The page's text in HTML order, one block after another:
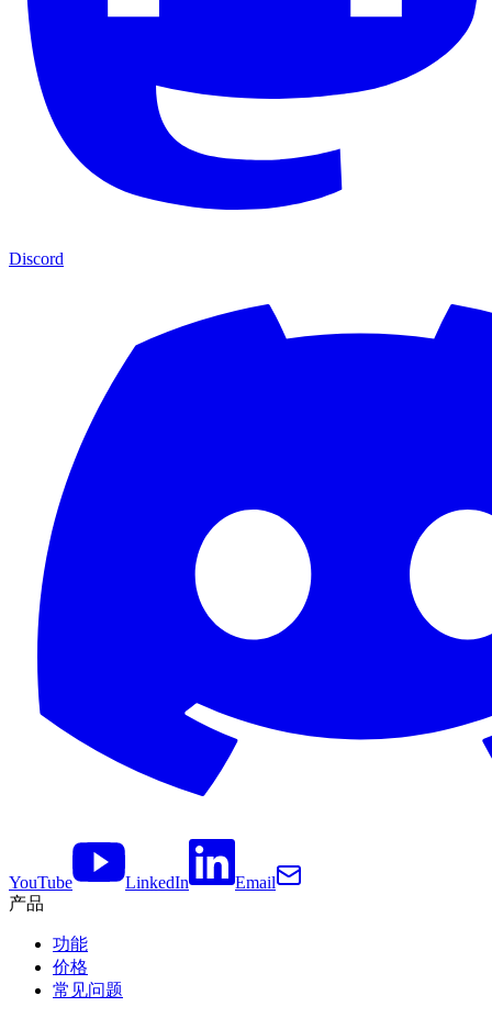
Discord
YouTube LinkedIn
Email
产品
功能
价格
常见问题